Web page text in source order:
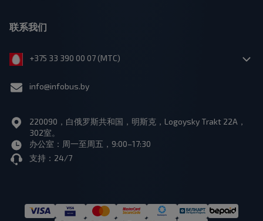
联系我们
+375 33 390 00 07 (МТС)
info@infobus.by
220090，白俄罗斯共和国，明斯克，Logoysky Trakt 22A，
302室。
办公室：周一至周五，9:00–17:30
支持：24/7